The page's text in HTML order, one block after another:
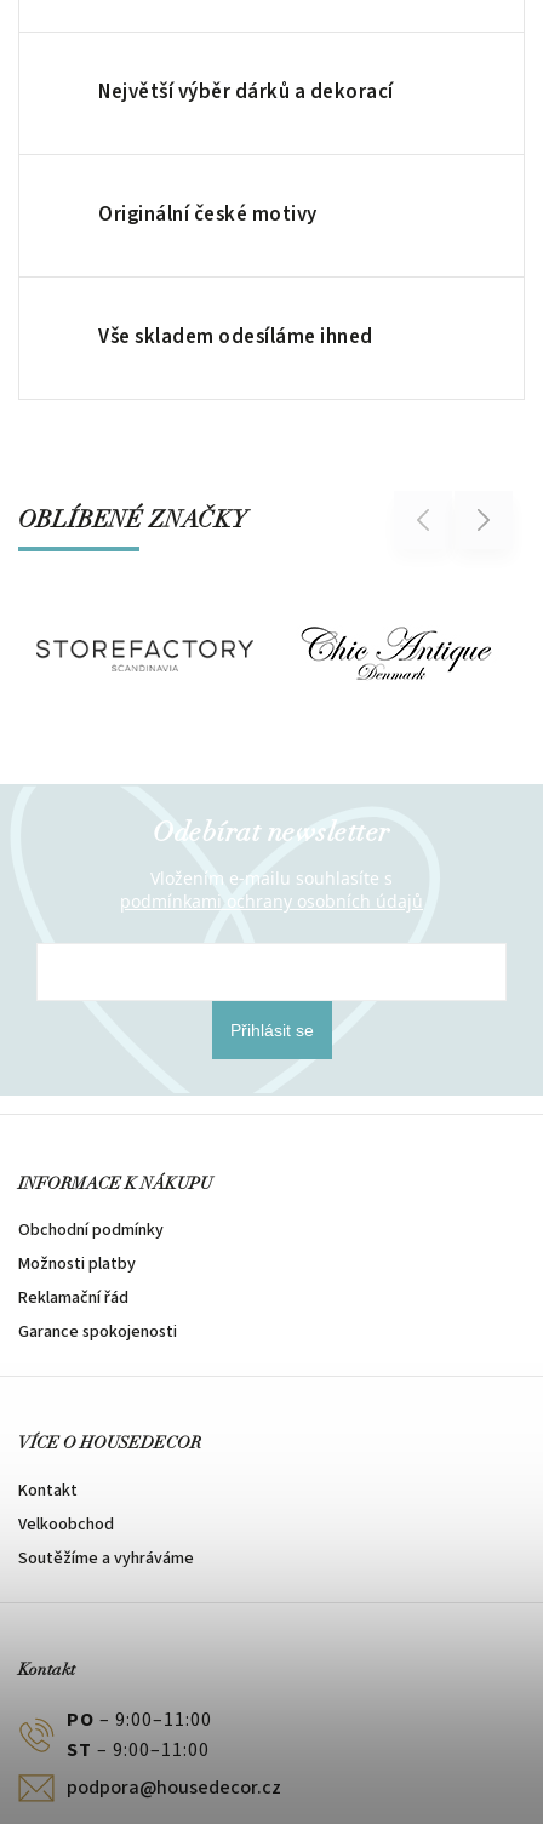
Největší výběr dárků a dekorací
Originální české motivy
Vše skladem odesíláme ihned
OBLÍBENÉ ZNAČKY Previous Next
Odebírat newsletter
Vložením e-mailu souhlasíte s
podmínkami ochrany osobních údajů
Přihlásit se
INFORMACE K NÁKUPU
Obchodní podmínky
Možnosti platby
Reklamační řád
Garance spokojenosti
VÍCE O HOUSEDECOR
Kontakt
Velkoobchod
Soutěžíme a vyhráváme
Kontakt
PO – 9:00–11:00
ST – 9:00–11:00
podpora@housedecor.cz